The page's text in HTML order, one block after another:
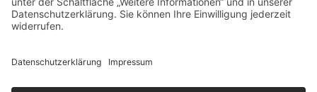
ChampagnerKollektion ist ein Shop von Weinist